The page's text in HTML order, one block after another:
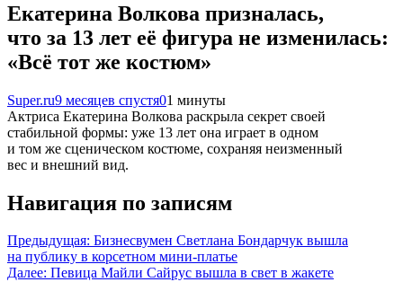
Екатерина Волкова призналась,
что за 13 лет её фигура не изменилась:
«Всё тот же костюм»
Super.ru9 месяцев спустя01 минуты
Актриса Екатерина Волкова раскрыла секрет своей
стабильной формы: уже 13 лет она играет в одном
и том же сценическом костюме, сохраняя неизменный
вес и внешний вид.
Навигация по записям
Предыдущая: Бизнесвумен Светлана Бондарчук вышла
на публику в корсетном мини-платье
Далее: Певица Майли Сайрус вышла в свет в жакете